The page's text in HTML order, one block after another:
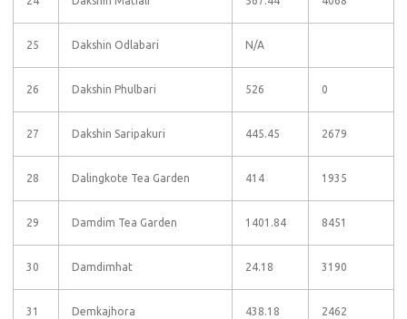
25 Dakshin Odlabari N/A
26 Dakshin Phulbari 526 0
27 Dakshin Saripakuri 445.45 2679
28 Dalingkote Tea Garden 414 1935
29 Damdim Tea Garden 1401.84 8451
30 Damdimhat 24.18 3190
31 Demkajhora 438.18 2462